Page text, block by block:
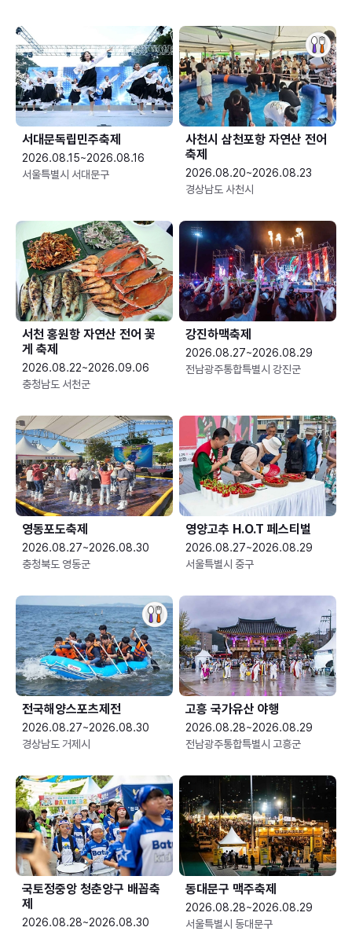
서대문독립민주축제
2026.08.15~2026.08.16
서울특별시 서대문구
사천시 삼천포항 자연산 전어
축제
2026.08.20~2026.08.23
경상남도 사천시
서천 홍원항 자연산 전어 꽃
게 축제
2026.08.22~2026.09.06
충청남도 서천군
강진하맥축제
2026.08.27~2026.08.29
전남광주통합특별시 강진군
영동포도축제
2026.08.27~2026.08.30
충청북도 영동군
영양고추 H.O.T 페스티벌
2026.08.27~2026.08.29
서울특별시 중구
전국해양스포츠제전
2026.08.27~2026.08.30
경상남도 거제시
고흥 국가유산 야행
2026.08.28~2026.08.29
전남광주통합특별시 고흥군
국토정중앙 청춘양구 배꼽축
제
2026.08.28~2026.08.30
동대문구 맥주축제
2026.08.28~2026.08.29
서울특별시 동대문구